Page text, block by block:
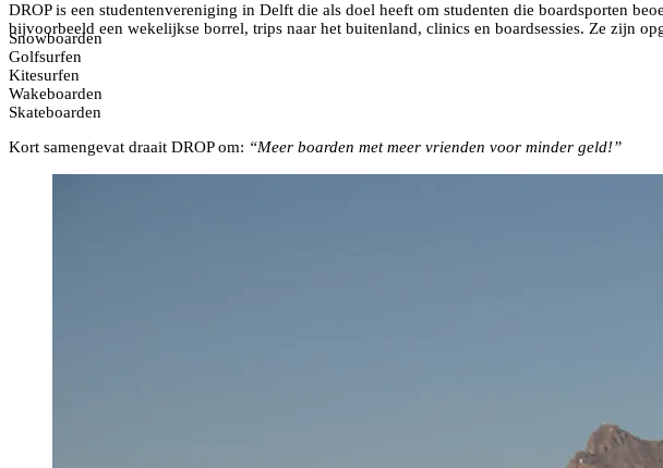
DROP is een studentenvereniging in Delft die als doel heeft om studenten die boardsporten
bijvoorbeeld een wekelijkse borrel, trips naar het buitenland, clinics en boardsessies. Ze zijn
Snowboarden
Golfsurfen
Kitesurfen
Wakeboarden
Skateboarden
Kort samengevat draait DROP om: “Meer boarden met meer vrienden voor minder geld!”